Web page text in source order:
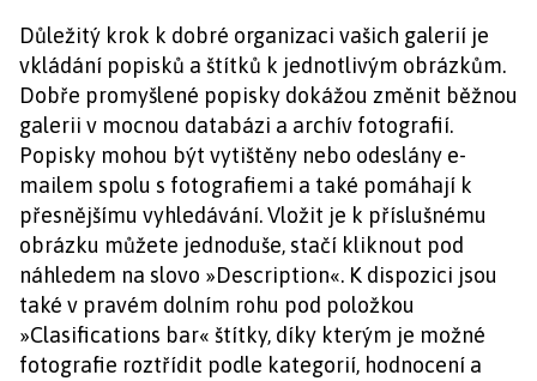
Důležitý krok k dobré organizaci vašich galerií je
vkládání popisků a štítků k jednotlivým obrázkům.
Dobře promyšlené popisky dokážou změnit běžnou
galerii v mocnou databázi a archív fotografií.
Popisky mohou být vytištěny nebo odeslány e-
mailem spolu s fotografiemi a také pomáhají k
přesnějšímu vyhledávání. Vložit je k příslušnému
obrázku můžete jednoduše, stačí kliknout pod
náhledem na slovo »Description«. K dispozici jsou
také v pravém dolním rohu pod položkou
»Clasifications bar« štítky, díky kterým je možné
fotografie roztřídit podle kategorií, hodnocení a